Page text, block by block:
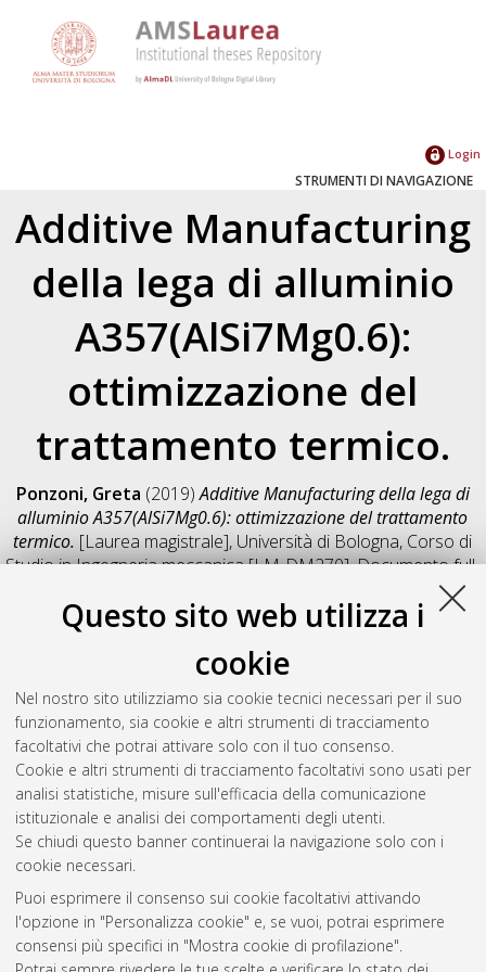
Questo sito web utilizza i
cookie
Nel nostro sito utilizziamo sia cookie tecnici necessari per il suo
funzionamento, sia cookie e altri strumenti di tracciamento
facoltativi che potrai attivare solo con il tuo consenso.
Cookie e altri strumenti di tracciamento facoltativi sono usati per
analisi statistiche, misure sull'efficacia della comunicazione
istituzionale e analisi dei comportamenti degli utenti.
Se chiudi questo banner continuerai la navigazione solo con i
cookie necessari.
Puoi esprimere il consenso sui cookie facoltativi attivando
l'opzione in "Personalizza cookie" e, se vuoi, potrai esprimere
consensi più specifici in "Mostra cookie di profilazione".
Login
STRUMENTI DI NAVIGAZIONE
Additive Manufacturing
della lega di alluminio
A357(AlSi7Mg0.6):
ottimizzazione del
trattamento termico.
Ponzoni, Greta (2019)Additive Manufacturing della lega di
alluminio A357(AlSi7Mg0.6): ottimizzazione del trattamento
termico. [Laurea magistrale], Università di Bologna, Corso di
Studio inIngegneria meccanica [LM-DM270], Documento full-
Salva citazione
Condividi
Il full-text non è disponibile per scelta dell'autore. (
Abstract
Altri metadati
Gestione del documento:
Atom
Rss 1.0